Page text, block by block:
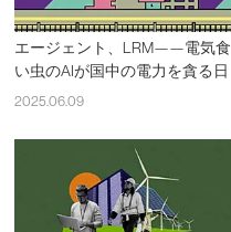
エージェント、LRM——電気食
い虫のAIが国中の電力を貪る日
2025.06.09